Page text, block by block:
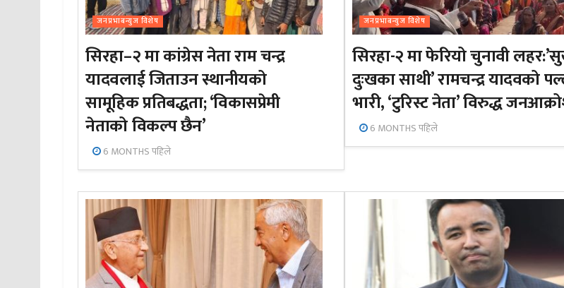
जनप्रभाबन्युज विशेष
सिरहा–२ मा कांग्रेस नेता राम चन्द्र
यादवलाई जिताउन स्थानीयको
सामूहिक प्रतिबद्धता; ‘विकासप्रेमी
नेताको विकल्प छैन’
6 MONTHS पहिले
जनप्रभाबन्युज विशेष
सिरहा-२ मा फेरियो चुनावी
दुःखका साथी’ रामचन्द्र यादवको
भारी, ‘टुरिस्ट नेता’ विरुद्ध
6 MONTHS पहिले